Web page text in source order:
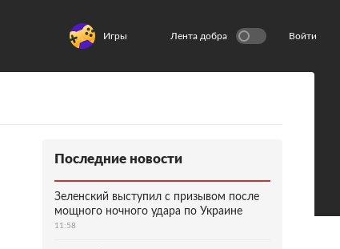
Игры Лента добра Войти
Последние новости
Зеленский выступил с призывом после
мощного ночного удара по Украине
11:58